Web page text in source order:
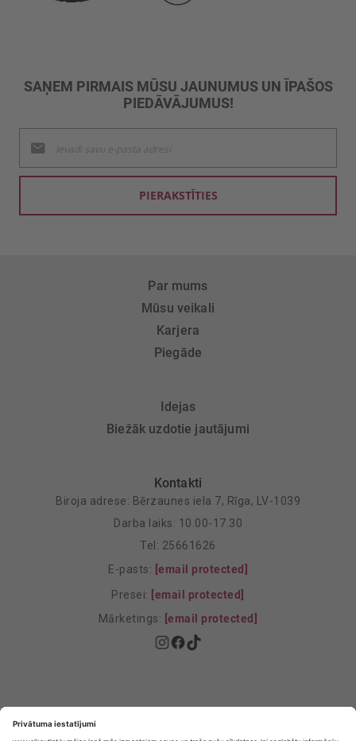
SAŅEM PIRMAIS MŪSU JAUNUMUS UN ĪPAŠOS
PIEDĀVĀJUMUS!
jaunumu
saņemšanai:
PIERAKSTĪTIES
Par mums
Mūsu veikali
Karjera
Piegāde
Idejas
Biežāk uzdotie jautājumi
Kontakti
Biroja adrese: Bērzaunes iela 7, Rīga, LV-1039
Darba laiks: 10.00-17.30
Tel: 25661626
E-pasts: [email protected]
Presei: [email protected]
Mārketings: [email protected]
Privātuma Iestatījumi